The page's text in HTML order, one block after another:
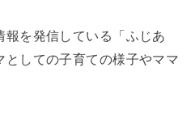
報を発信している「ふじあ
しての子育ての様子やママ